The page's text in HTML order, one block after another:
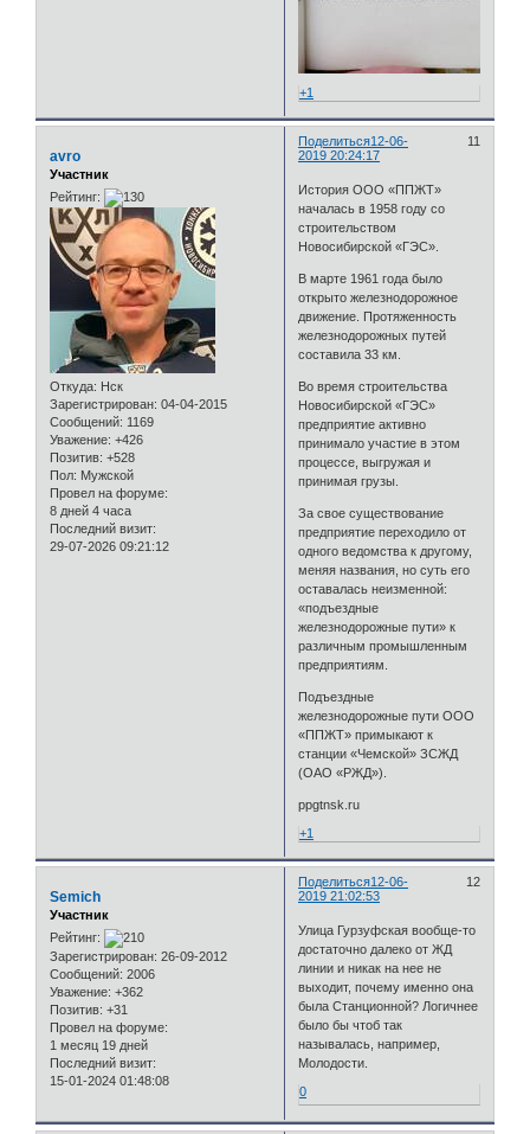
+1
Поделиться 11
12-06-
2019 20:24:17
avro
Участник
Рейтинг:
Откуда: Нск
Зарегистрирован: 04-04-2015
Сообщений: 1169
Уважение: +426
Позитив: +528
Пол: Мужской
Провел на форуме:
8 дней 4 часа
Последний визит:
29-07-2026 09:21:12
История ООО «ППЖТ»
началась в 1958 году со
строительством
Новосибирской «ГЭС».
В марте 1961 года было
открыто железнодорожное
движение. Протяженность
железнодорожных путей
составила 33 км.
Во время строительства
Новосибирской «ГЭС»
предприятие активно
принимало участие в этом
процессе, выгружая и
принимая грузы.
За свое существование
предприятие переходило от
одного ведомства к другому,
меняя названия, но суть его
оставалась неизменной:
«подъездные
железнодорожные пути» к
различным промышленным
предприятиям.
Подъездные
железнодорожные пути ООО
«ППЖТ» примыкают к
станции «Чемской» ЗСЖД
(ОАО «РЖД»).
ppgtnsk.ru
+1
Поделиться 12
12-06-
2019 21:02:53
Semich
Участник
Рейтинг:
Зарегистрирован: 26-09-2012
Сообщений: 2006
Уважение: +362
Позитив: +31
Провел на форуме:
1 месяц 19 дней
Последний визит:
15-01-2024 01:48:08
Улица Гурзуфская вообще-то
достаточно далеко от ЖД
линии и никак на нее не
выходит, почему именно она
была Станционной? Логичнее
было бы чтоб так
называлась, например,
Молодости.
0